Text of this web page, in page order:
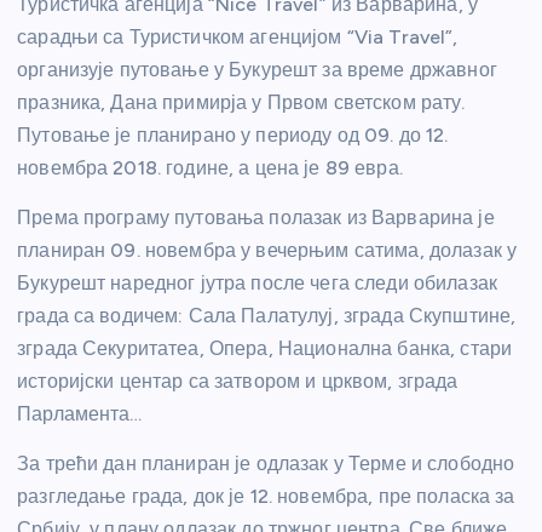
сарадњи са Туристичком агенцијом “Via Travel”,
организује путовање у Букурешт за време државног
празника, Дана примирја у Првом светском рату.
Путовање је планирано у периоду од 09. до 12.
новембра 2018. године, а цена је 89 евра.
Према програму путовања полазак из Варварина је
планиран 09. новембра у вечерњим сатима, долазак у
Букурешт наредног јутра после чега следи обилазак
града са водичем: Сала Палатулуј, зграда Скупштине,
зграда Секуритатеа, Опера, Национална банка, стари
историјски центар са затвором и црквом, зграда
Парламента…
За трећи дан планиран је одлазак у Терме и слободно
разгледање града, док је 12. новембра, пре поласка за